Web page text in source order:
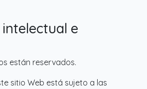
e
están reservados.
sitio Web está sujeto a las